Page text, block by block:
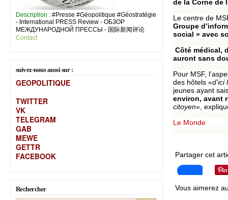
Description : #Presse #Géopolitique #Géostratégie
- International PRESS Review - ОБЗОР
МЕЖДУНАРОДНОЙ ПРЕССЫ - 国际新闻评论
Contact
suivez-nous aussi sur :
GEOPOLITIQUE
TWITTER
VK
TELEGRAM
GAB
MEWE
GETTR
FACEBOOK
Rechercher
de la Corne de
Le centre de
Groupe
social » avec
Côté médical,
auront sans
Pour MSF,
des hôtels «d’ici
jeunes ayant
environ, avant
citoyen»,
Le Monde
Partager cet
Vous aimerez